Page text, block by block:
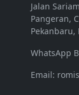
Jalan
Pangeran,
Pekanbaru,
WhatsApp
Email: